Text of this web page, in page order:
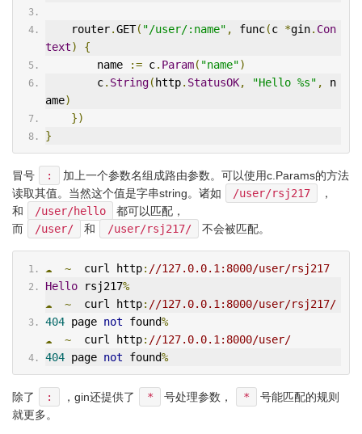
    router
.GET( "/user/:name" , func(c *gin. Con
text)
{
        name
:= c. Param( "name")
        c
. String( http. StatusOK, "Hello %s" ,
n
ame)
})
}
冒号 :
加上一个参数名组成路由参数。可以使用c.Params的方法
读取其值。当然这个值是字串string。诸如
/user/rsj217
，
和
/user/hello
都可以匹配，
而
/user/ 和 /user/rsj217/ 不会被匹配。
☁ ~
  curl http
: //127.0.0.1:8000/user/rsj217
Hello rsj217%
☁
~
  curl http
: //127.0.0.1:8000/user/rsj217/
404 page not found%
☁
~
  curl http
: //127.0.0.1:8000/user/
404 page not found%
除了 : ，gin还提供了 * 号处理参数， *
号能匹配的规则
就更多。